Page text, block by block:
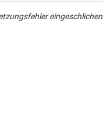
eingeschlichen